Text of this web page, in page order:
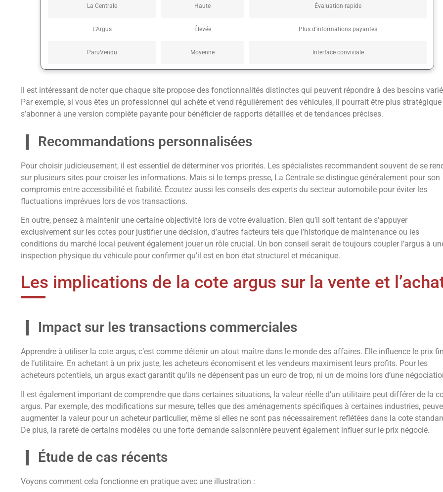
La Centrale Haute Évaluation rapide
L’Argus Élevée Plus d’informations payantes
ParuVendu Moyenne Interface conviviale
Il est intéressant de noter que chaque site propose des fonctionnalités distinctes qui peuvent répondre à des besoins
Par exemple, si vous êtes un professionnel qui achète et vend régulièrement des véhicules, il pourrait être plus stratégique
s’abonner à une version complète payante pour bénéficier de rapports détaillés et de tendances précises.
Recommandations personnalisées
Pour choisir judicieusement, il est essentiel de déterminer vos priorités. Les spécialistes recommandent souvent de se
sur plusieurs sites pour croiser les informations. Mais si le temps presse, La Centrale se distingue généralement pour son
compromis entre accessibilité et fiabilité. Écoutez aussi les conseils des experts du secteur automobile pour éviter les
fluctuations imprévues lors de vos transactions.
En outre, pensez à maintenir une certaine objectivité lors de votre évaluation. Bien qu’il soit tentant de s’appuyer
exclusivement sur les cotes pour justifier une décision, d’autres facteurs tels que l’historique de maintenance ou les
conditions du marché local peuvent également jouer un rôle crucial. Un bon conseil serait de toujours coupler l’argus à
inspection physique du véhicule pour confirmer qu’il est en bon état structurel et mécanique.
Les implications de la cote argus sur la vente et
Impact sur les transactions commerciales
Apprendre à utiliser la cote argus, c’est comme détenir un atout maître dans le monde des affaires. Elle influence le prix
de l’utilitaire. En achetant à un prix juste, les acheteurs économisent et les vendeurs maximisent leurs profits. Pour les
acheteurs potentiels, un argus exact garantit qu’ils ne dépensent pas un euro de trop, ni un de moins lors d’une
Il est également important de comprendre que dans certaines situations, la valeur réelle d’un utilitaire peut différer de la
argus. Par exemple, des modifications sur mesure, telles que des aménagements spécifiques à certaines industries,
augmenter la valeur pour un acheteur particulier, même si elles ne sont pas nécessairement reflétées dans la cote
De plus, la rareté de certains modèles ou une forte demande saisonnière peuvent également influer sur le prix négocié.
Étude de cas récents
Voyons comment cela fonctionne en pratique avec une illustration :